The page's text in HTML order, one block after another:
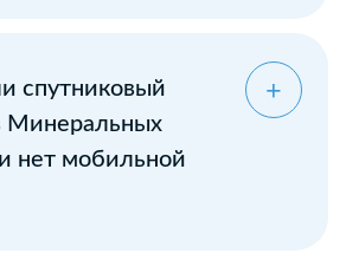
спутниковый
Минеральных
нет мобильной